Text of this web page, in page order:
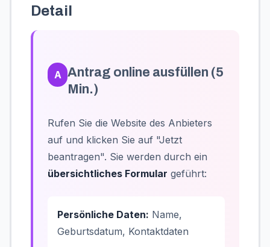
Detail
A Antrag online ausfüllen (5
Min.)
Rufen Sie die Website des Anbieters
auf und klicken Sie auf "Jetzt
beantragen". Sie werden durch ein
übersichtliches Formular geführt:
Persönliche Daten: Name,
Geburtsdatum, Kontaktdaten